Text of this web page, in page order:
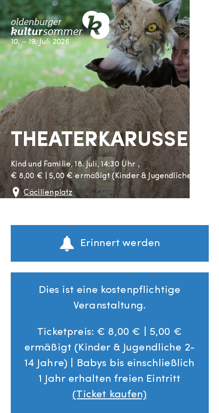
Skip
to
content
Kultursommer Oldenburg
10. – 19. Juli 2026
THEATERKARUSSELL
Kind und Familie,18. Juli, 14:30 Uhr,
Cäcilienplatz
€8,00 € | 5,00 € ermäßigt (Kinder & Jugendliche 2-14
Erinnert werden
Dies ist eine kostenpflichtige
Veranstaltung.
Ticketpreis: € 8,00 € | 5,00 €
ermäßigt (Kinder & Jugendliche 2-
14 Jahre) | Babys bis einschließlich
1 Jahr erhalten freien Eintritt
(Ticket kaufen)